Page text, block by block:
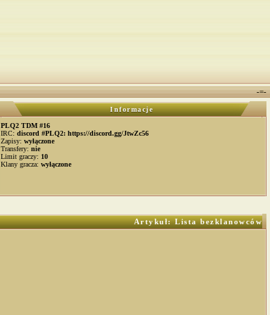
-=-
Informacje
PLQ2 TDM #16
IRC: discord #PLQ2: https://discord.gg/JtwZc56
Zapisy: wyłączone
Transfery: nie
Limit graczy: 10
Klany gracza: wyłączone
Artykuł: Lista bezklanowców